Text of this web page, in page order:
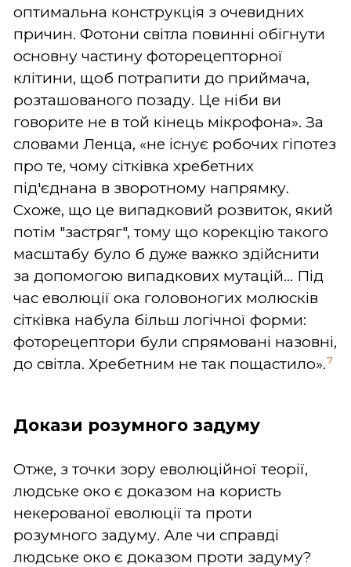
оптимальна конструкція з очевидних
причин. Фотони світла повинні обігнути
основну частину фоторецепторної
клітини, щоб потрапити до приймача,
розташованого позаду. Це ніби ви
говорите не в той кінець мікрофона». За
словами Ленца, «не існує робочих гіпотез
про те, чому сітківка хребетних
під'єднана в зворотному напрямку.
Схоже, що це випадковий розвиток, який
потім "застряг", тому що корекцію такого
масштабу було б дуже важко здійснити
за допомогою випадкових мутацій... Під
час еволюції ока головоногих молюсків
сітківка набула більш логічної форми:
фоторецептори були спрямовані назовні,
до світла. Хребетним не так пощастило». 7
Докази розумного задуму
Отже, з точки зору еволюційної теорії,
людське око є доказом на користь
некерованої еволюції та проти
розумного задуму. Але чи справді
людське око є доказом проти задуму?